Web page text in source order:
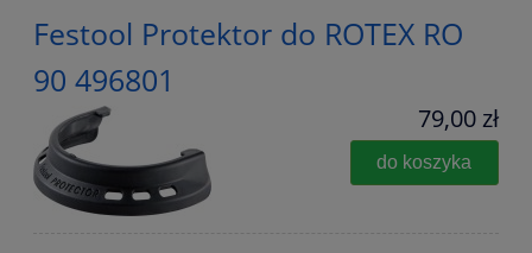
Festool Protektor do ROTEX RO
90 496801
79,00 zł
do koszyka